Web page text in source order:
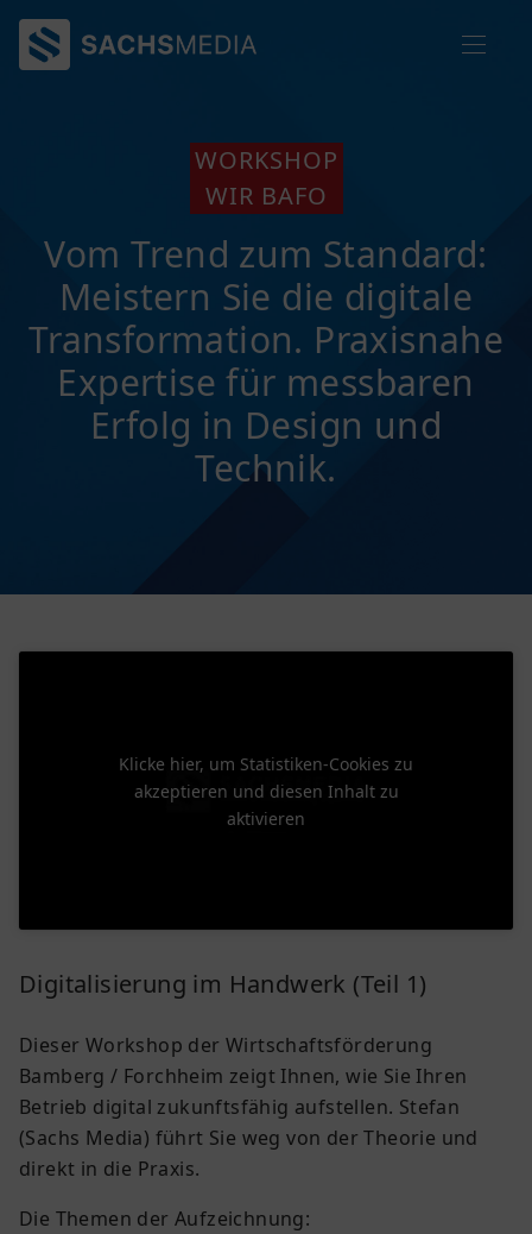
WORKSHOP
WIR BAFO
Vom Trend zum Standard:
Meistern Sie die digitale
Transformation. Praxisnahe
Expertise für messbaren
Erfolg in Design und
Technik.
Klicke hier, um Statistiken-Cookies zu
akzeptieren und diesen Inhalt zu
aktivieren
Digitalisierung im Handwerk (Teil 1)
Dieser Workshop der Wirtschaftsförderung
Bamberg / Forchheim zeigt Ihnen, wie Sie Ihren
Betrieb digital zukunftsfähig aufstellen. Stefan
(Sachs Media) führt Sie weg von der Theorie und
direkt in die Praxis.
Die Themen der Aufzeichnung: